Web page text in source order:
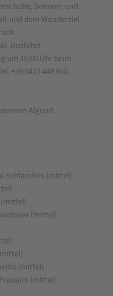
Sonnen- und
und dem Wanderziel
Busfahrt
um 16:00 Uhr beim
+39 0473 448 600,
Algund
Schlanders (mittel)
(mittel)
(mittel)
(mittel)